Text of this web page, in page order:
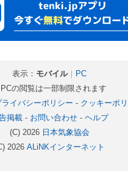
表示： モバイル｜ PC
の閲覧は一部制限されます
ライバシーポリシー - クッキーポ
掲載- お問い合わせ- ヘルプ
(C) 2026 日本気象協会
2026 ALiNKインターネット